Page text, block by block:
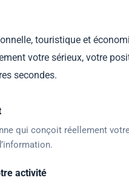
touristique et
votre sérieux, votre
secondes.
qui conçoit réellement
activité